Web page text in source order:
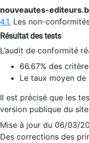
nouveautes-
4.1. Les non-
Résultat des tests
L’audit de conformité
66.67% des
Le taux moyen
Il est précisé que les
version publique du
Mise à jour du 06/03/
Des corrections des